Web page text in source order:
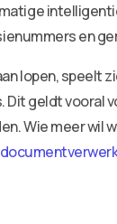
en
lopen,
geldt
Wie meer wil